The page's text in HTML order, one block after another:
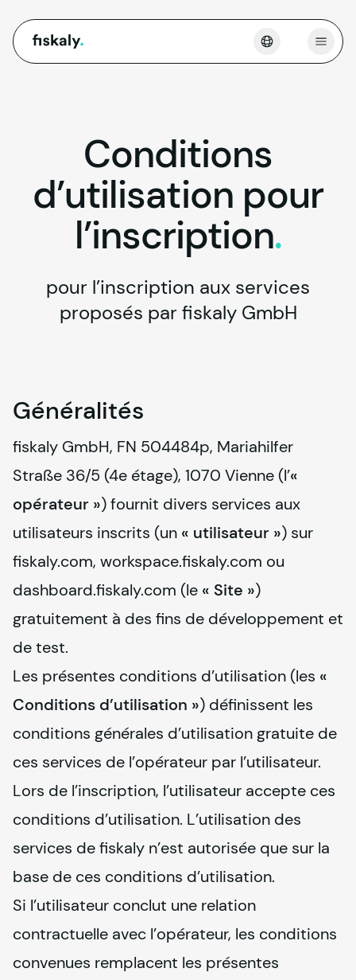
fiskaly.
Conditions
d’utilisation pour
l’inscription.
pour l’inscription aux services
proposés par fiskaly GmbH
Généralités
fiskaly GmbH, FN 504484p, Mariahilfer
Straße 36/5 (4e étage), 1070 Vienne (l’«
opérateur ») fournit divers services aux
utilisateurs inscrits (un « utilisateur »
fiskaly.com, workspace.fiskaly.com ou
dashboard.fiskaly.com (le « Site »)
gratuitement à des fins de développement et
de test.
Les présentes conditions d’utilisation (les «
Conditions d’utilisation ») définissent les
conditions générales d’utilisation gratuite de
ces services de l’opérateur par l’utilisateur.
Lors de l’inscription, l’utilisateur accepte ces
conditions d’utilisation. L’utilisation des
services de fiskaly n’est autorisée que sur la
base de ces conditions d’utilisation.
Si l’utilisateur conclut une relation
contractuelle avec l’opérateur, les conditions
convenues remplacent les présentes